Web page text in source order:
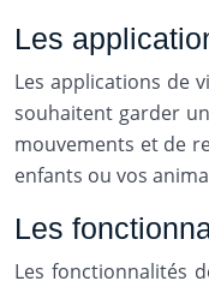
Les
Les applications de
souhaitent garder
mouvements et de
enfants ou vos
Les
Les fonctionnalités